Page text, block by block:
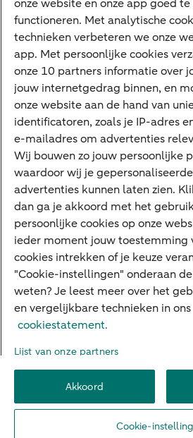
Internet Bankieren
ABN AMRO app
Tikkie
Apple Pay
Google Pay
Veilig bankieren
Meest gezocht
Hypotheek berekenen
E.dentifier
Jaaroverzicht
Rood staan
Over ABN AMRO
Werken bij ABN AMRO
DuurzaamheidVeiligheidPrivacy
© 2026 ABN
onze website en onze app goed
functioneren. Met analytische
technieken verbeteren we onze
app. Met persoonlijke cookies
onze 10 partners informatie over
jouw internetgedrag binnen, en
onze website aan de hand van
identificatoren, zoals je IP-adres
e-mailadres om advertenties
Wij bouwen zo jouw persoonlijke
waardoor wij je
advertenties kunnen laten zien.
dan ga je akkoord met het
persoonlijke cookies op onze
ieder moment jouw toestemming
cookies intrekken of je keuze
"Cookie-instellingen" onderaan
weten? Je leest meer over het
en vergelijkbare technieken in ons
cookiestatement.
Lijst van onze partners
Akkoord
Cookie-